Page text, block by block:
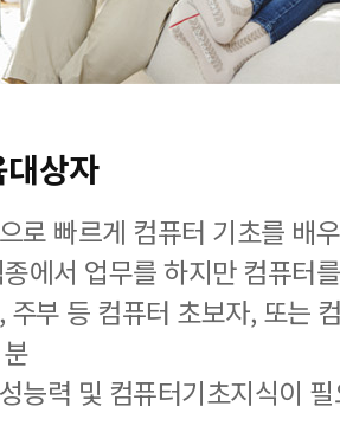
상자
로 빠르게 컴퓨터 기초를 배
에서 업무를 하지만 컴퓨터
주부 등 컴퓨터 초보자, 또는
능력 및 컴퓨터기초지식이